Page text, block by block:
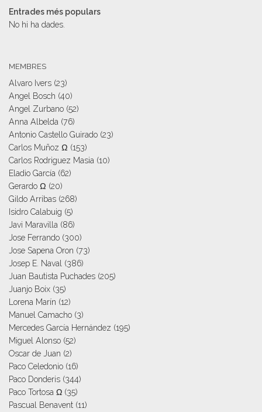
Entrades més populars
No hi ha dades.
MEMBRES
Alvaro Ivers (23)
Angel Bosch (40)
Angel Zurbano (52)
Anna Albelda (76)
Antonio Castello Guirado (23)
Carlos Muñoz Ω (153)
Carlos Rodriguez Masia (10)
Eladio García (62)
Gerardo Ω (20)
Gildo Arribas (268)
Isidro Calabuig (5)
Javi Maravilla (86)
Jose Ferrando (300)
Jose Sapena Oron (73)
Josep E. Naval
(386)
Juan Bautista Puchades (205)
Juanjo Boix (35)
Lorena Marín (12)
Manuel Camacho (3)
Mercedes García Hernández (195)
Miguel Alonso (52)
Oscar de Juan (2)
Paco Celedonio (16)
Paco Donderis (344)
Paco Tortosa Ω (35)
Pascual Benavent (11)